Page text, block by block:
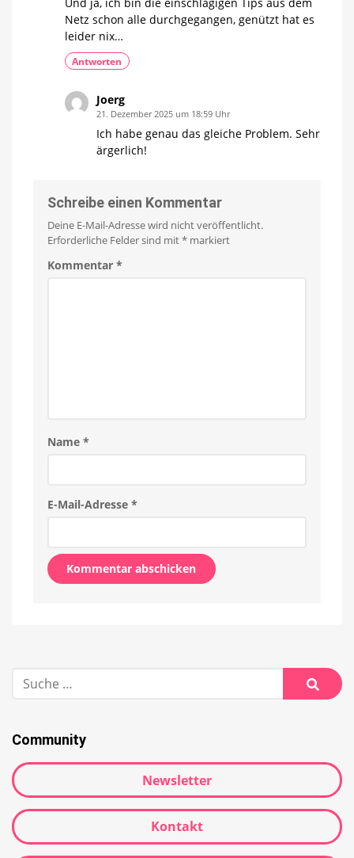
Netz schon alle durchgegangen, genützt hat es
leider nix…
Antworten
Joerg
21. Dezember 2025 um 18:59 Uhr
Ich habe genau das gleiche Problem. Sehr
ärgerlich!
Schreibe einen Kommentar
Deine E-Mail-Adresse wird nicht veröffentlicht.
Erforderliche Felder sind mit* markiert
Kommentar *
Name *
E-Mail-Adresse *
nach:
Suche
Community
Newsletter
Kontakt